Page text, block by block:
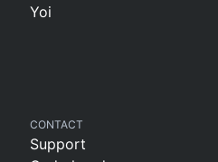
Yoi
CONTACT
Support